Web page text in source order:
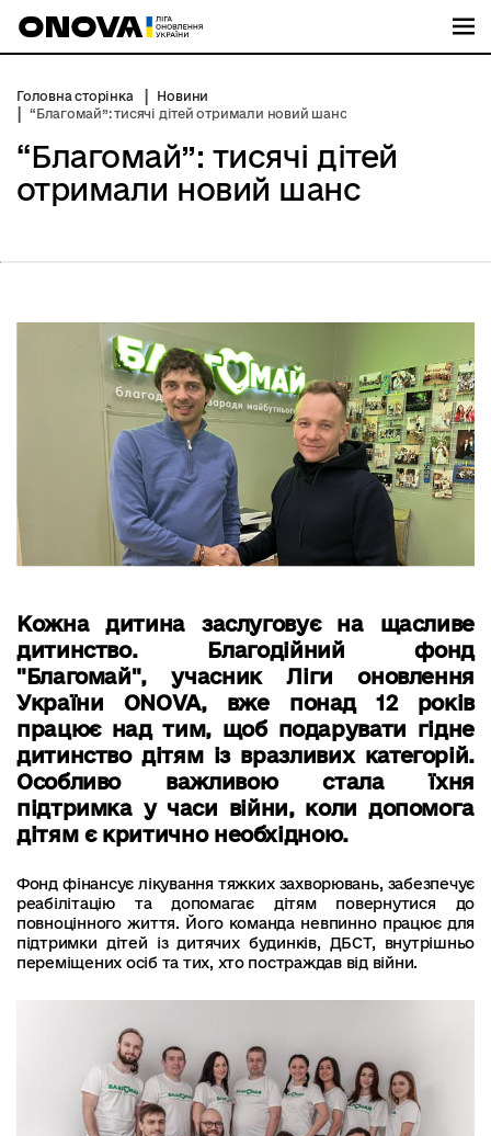
Головна сторінка
Новини
“Благомай”: тисячі дітей отримали новий шанс
“Благомай”: тисячі дітей
отримали новий шанс
Кожна дитина заслуговує на щасливе
дитинство. Благодійний фонд
"Благомай", учасник Ліги оновлення
України ONOVA, вже понад 12 років
працює над тим, щоб подарувати гідне
дитинство дітям із вразливих категорій.
Особливо важливою стала їхня
підтримка у часи війни, коли допомога
дітям є критично необхідною.
Фонд фінансує лікування тяжких захворювань, забезпечує
реабілітацію та допомагає дітям повернутися до
повноцінного життя. Його команда невпинно працює для
підтримки дітей із дитячих будинків, ДБСТ, внутрішньо
переміщених осіб та тих, хто постраждав від війни.